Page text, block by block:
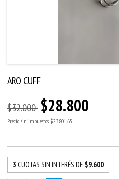
ARO CUFF
$32.000 $28.800
Precio sin impuestos $23.801,65
3 CUOTAS SIN INTERÉS DE $9.600